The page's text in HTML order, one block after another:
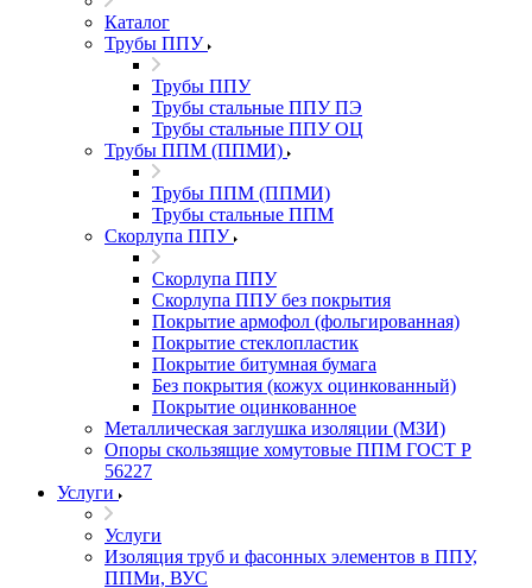
Каталог
Трубы ППУ
Трубы ППУ
Трубы стальные ППУ ПЭ
Трубы стальные ППУ ОЦ
Трубы ППМ (ППМИ)
Трубы ППМ (ППМИ)
Трубы стальные ППМ
Скорлупа ППУ
Скорлупа ППУ
Скорлупа ППУ без покрытия
Покрытие армофол (фольгированная)
Покрытие стеклопластик
Покрытие битумная бумага
Без покрытия (кожух оцинкованный)
Покрытие оцинкованное
Металлическая заглушка изоляции (МЗИ)
Опоры скользящие хомутовые ППМ ГОСТ Р
56227
Услуги
Услуги
Изоляция труб и фасонных элементов в ППУ,
ППМи, ВУС